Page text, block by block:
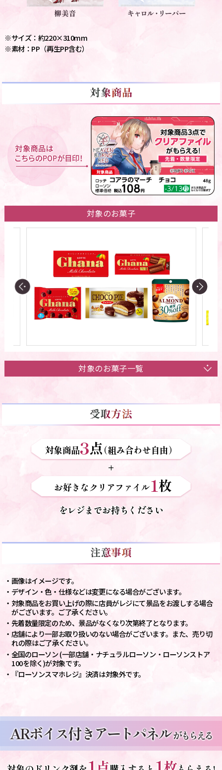
※サイズ：約220×310mm
※素材：PP（再生PP含む）
対象のお菓子
対象のお菓子一覧
対象商品3点（組み合わせ自由）
+
お好きなクリアファイル1枚
をレジまでお持ちください
・画像はイメージです。
・デザイン・色・仕様などは変更になる場合がございます。
・対象商品をお買い上げの際に店員がレジにて景品をお渡しする場合
がございます。ご了承ください。
・先着数量限定のため、景品がなくなり次第終了となります。
・店舗により一部お取り扱いのない場合がございます。また、売り切
れの際はご了承ください。
・全国のローソン (一部店舗・ナチュラルローソン・ローソンストア
100を除く)が対象です。
・『ローソンスマホレジ』決済は対象外です。
ARボイス付きアートパネルがもらえる